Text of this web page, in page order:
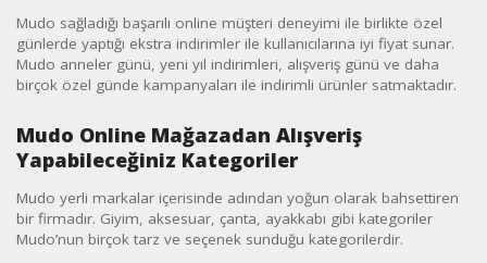
Mudo sağladığı başarılı online müşteri deneyimi ile birlikte özel
günlerde yaptığı ekstra indirimler ile kullanıcılarına iyi fiyat sunar.
Mudo anneler günü, yeni yıl indirimleri, alışveriş günü ve daha
birçok özel günde kampanyaları ile indirimli ürünler satmaktadır.
Mudo Online Mağazadan Alışveriş
Yapabileceğiniz Kategoriler
Mudo yerli markalar içerisinde adından yoğun olarak bahsettiren
bir firmadır. Giyim, aksesuar, çanta, ayakkabı gibi kategoriler
Mudo’nun birçok tarz ve seçenek sunduğu kategorilerdir.